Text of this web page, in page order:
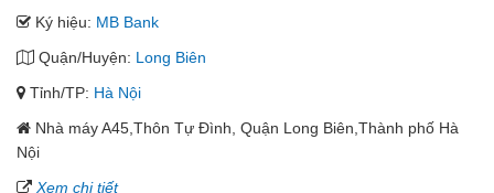
Ký hiệu: MB Bank
Quận/Huyện: Long Biên
Tỉnh/TP: Hà Nội
Nhà máy A45,Thôn Tự Đình, Quận Long Biên,Thành phố Hà
Nội
Xem chi tiết